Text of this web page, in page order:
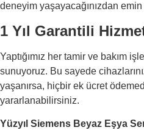
deneyim yaşayacağınızdan
1 Yıl Garantili
Yaptığımız her tamir ve bakım
sunuyoruz. Bu sayede
yaşanırsa, hiçbir ek ücret
yararlanabilirsiniz.
Yüzyıl Siemens Beyaz Eşya